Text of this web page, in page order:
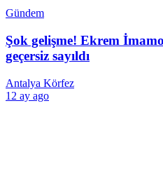
Gündem
Şok gelişme! Ekrem
geçersiz sayıldı
Antalya Körfez
12 ay ago